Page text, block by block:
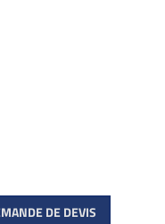
DE DEVIS